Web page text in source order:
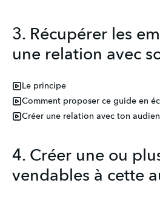
3. Récupérer les
une relation avec
Le principe
Comment proposer ce guide en
Créer une relation avec ton
4. Créer une ou
vendables à cette